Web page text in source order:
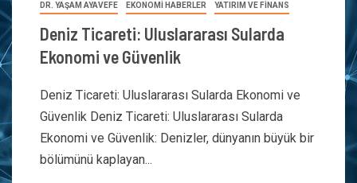
DR. YAŞAM AYAVEFE EKONOMİ HABERLER YATIRIM VE FİNANS
Deniz Ticareti: Uluslararası Sularda
Ekonomi ve Güvenlik
Deniz Ticareti: Uluslararası Sularda Ekonomi ve
Güvenlik Deniz Ticareti: Uluslararası Sularda
Ekonomi ve Güvenlik: Denizler, dünyanın büyük bir
bölümünü kaplayan...